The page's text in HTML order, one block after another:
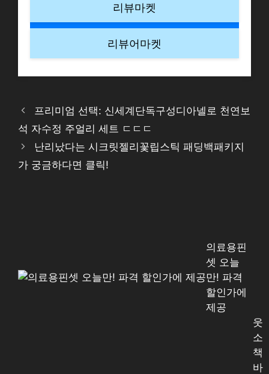
리뷰마켓
리뷰어마켓
프리미엄 선택: 신세계단독구성디아넬로 천연보
석 자수정 주얼리 세트 ㄷㄷㄷ
난리났다는 시크릿젤리꽃립스틱 패딩백패키지
가 궁금하다면 클릭!
의료용핀
셋 오늘
만! 파격
할인가에
제공
웃
소
책
바